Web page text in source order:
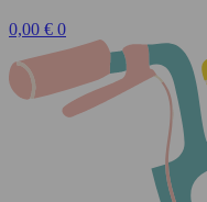
0,00 € 0